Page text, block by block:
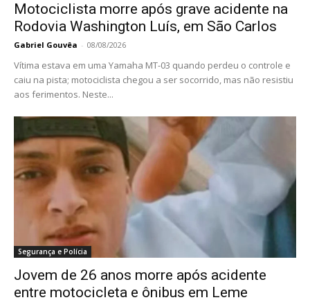
Motociclista morre após grave acidente na
Rodovia Washington Luís, em São Carlos
Gabriel Gouvêa - 08/08/2026
Vítima estava em uma Yamaha MT-03 quando perdeu o controle e
caiu na pista; motociclista chegou a ser socorrido, mas não resistiu
aos ferimentos. Neste...
Segurança e Polícia
Jovem de 26 anos morre após acidente
entre motocicleta e ônibus em Leme